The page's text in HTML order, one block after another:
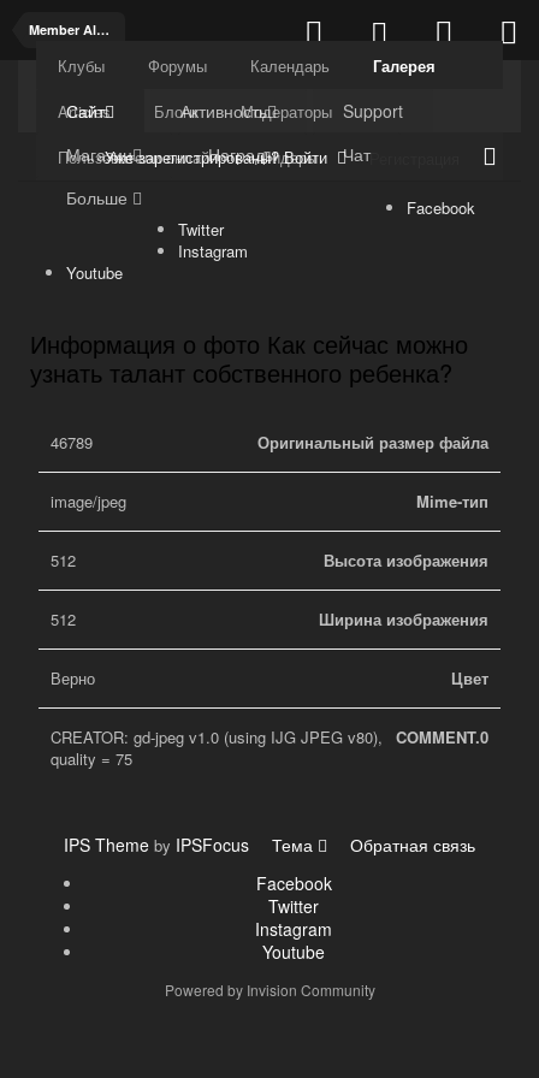
Member Albums
Kuli4kam.net Дружный форум
Сайт
Клубы Форумы Календарь
Галерея
Articles
Блоги
Модераторы
Пользователи онлайн
Лидеры
Активность
Support
Магазин
Награды
Чат
Больше
Уже зарегистрированы? Войти Регистрация
Facebook
Twitter
Instagram
Youtube
Информация о фото Как сейчас можно
узнать талант собственного ребенка?
Оригинальный размер файла
46789
Mime-тип
image/jpeg
Высота изображения
512
Ширина изображения
512
Цвет
Верно
COMMENT.0
CREATOR: gd-jpeg v1.0 (using IJG JPEG v80),
quality = 75
IPS Theme by IPSFocus Тема
Обратная связь
Facebook
Twitter
Instagram
Youtube
Powered by Invision Community